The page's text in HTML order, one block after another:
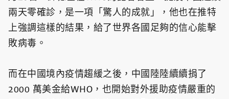
兩天零確診，是一項「驚人的成就」，他也在推特
上強調這樣的結果，給了世界各國足夠的信心能擊
敗病毒。
而在中國境內疫情趨緩之後，中國陸陸續續捐了
2000 萬美金給WHO，也開始對外援助疫情嚴重的